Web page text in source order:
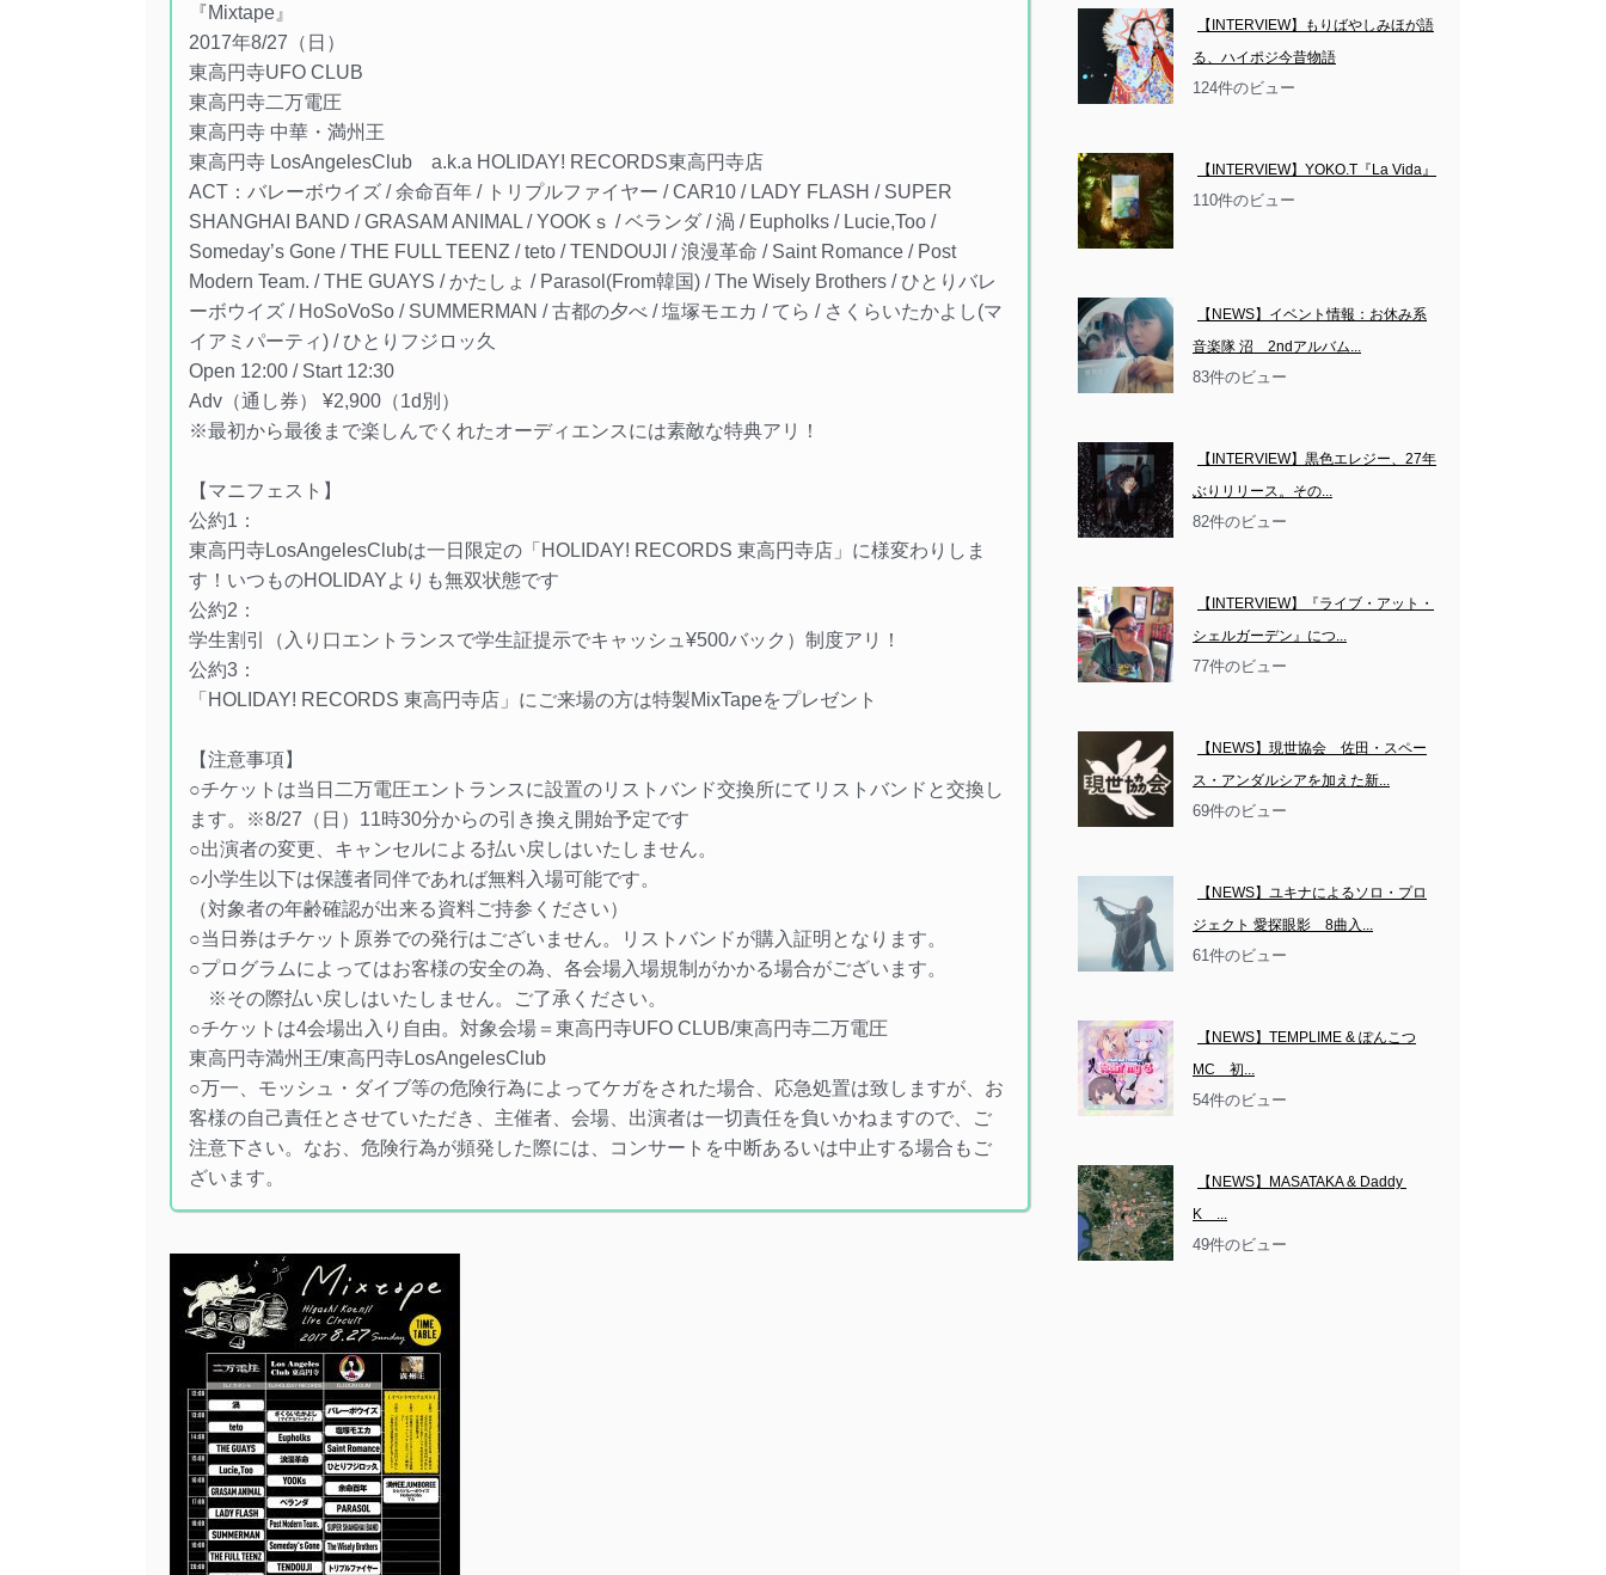
『Mixtape』
2017年8/27（日）
東高円寺UFO CLUB
東高円寺二万電圧
東高円寺 中華・満州王
東高円寺 LosAngelesClub a.k.a HOLIDAY! RECORDS東高円寺店
ACT：バレーボウイズ / 余命百年 / トリプルファイヤー / CAR10 / LADY FLASH / SUPER
SHANGHAI BAND / GRASAM ANIMAL / YOOKｓ / ベランダ / 渦 / Eupholks / Lucie,Too /
Someday’s Gone / THE FULL TEENZ / teto / TENDOUJI / 浪漫革命 / Saint Romance / Post
Modern Team. / THE GUAYS / かたしょ / Parasol(From韓国) / The Wisely Brothers / ひとりバレ
ーボウイズ / HoSoVoSo / SUMMERMAN / 古都の夕べ / 塩塚モエカ / てら / さくらいたかよし(マ
イアミパーティ) / ひとりフジロッ久
Open 12:00 / Start 12:30
Adv（通し券） ¥2,900（1d別）
※最初から最後まで楽しんでくれたオーディエンスには素敵な特典アリ！
【マニフェスト】
公約1：
東高円寺LosAngelesClubは一日限定の「HOLIDAY! RECORDS 東高円寺店」に様変わりしま
す！いつものHOLIDAYよりも無双状態です
公約2：
学生割引（入り口エントランスで学生証提示でキャッシュ¥500バック）制度アリ！
公約3：
「HOLIDAY! RECORDS 東高円寺店」にご来場の方は特製MixTapeをプレゼント
【注意事項】
○チケットは当日二万電圧エントランスに設置のリストバンド交換所にてリストバンドと交換し
ます。※8/27（日）11時30分からの引き換え開始予定です
○出演者の変更、キャンセルによる払い戻しはいたしません。
○小学生以下は保護者同伴であれば無料入場可能です。
（対象者の年齢確認が出来る資料ご持参ください）
○当日券はチケット原券での発行はございません。リストバンドが購入証明となります。
○プログラムによってはお客様の安全の為、各会場入場規制がかかる場合がございます。
※その際払い戻しはいたしません。ご了承ください。
○チケットは4会場出入り自由。対象会場＝東高円寺UFO CLUB/東高円寺二万電圧
東高円寺満州王/東高円寺LosAngelesClub
○万一、モッシュ・ダイブ等の危険行為によってケガをされた場合、応急処置は致しますが、お
客様の自己責任とさせていただき、主催者、会場、出演者は一切責任を負いかねますので、ご
注意下さい。なお、危険行為が頻発した際には、コンサートを中断あるいは中止する場合もご
ざいます。
【INTERVIEW】もりばやしみほが語
る、ハイポジ今昔物語
124件のビュー
【INTERVIEW】YOKO.T『La Vida』
110件のビュー
【NEWS】イベント情報：お休み系
音楽隊 沼　2ndアルバム...
83件のビュー
【INTERVIEW】黒色エレジー、27年
ぶりリリース。その...
82件のビュー
【INTERVIEW】『ライブ・アット・
シェルガーデン』につ...
77件のビュー
【NEWS】現世協会　佐田・スペー
ス・アンダルシアを加えた新...
69件のビュー
【NEWS】ユキナによるソロ・プロ
ジェクト 愛探眼影　8曲入...
61件のビュー
【NEWS】TEMPLIME & ぽんこつ
MC　初...
54件のビュー
【NEWS】MASATAKA & Daddy
K　...
49件のビュー